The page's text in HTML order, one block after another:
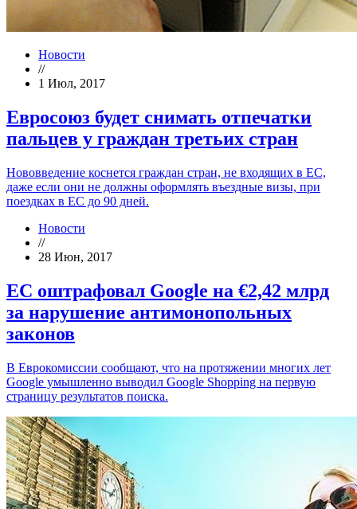
Новости
//
1 Июл, 2017
Евросоюз будет снимать отпечатки
пальцев у граждан третьих стран
Нововведение коснется граждан стран, не входящих в ЕС,
даже если они не должны оформлять въездные визы, при
поездках в ЕС до 90 дней.
Новости
//
28 Июн, 2017
ЕС оштрафовал Google на €2,42 млрд
за нарушение антимонопольных
законов
В Еврокомиссии сообщают, что на протяжении многих лет
Google умышленно выводил Google Shopping на первую
страницу результатов поиска.